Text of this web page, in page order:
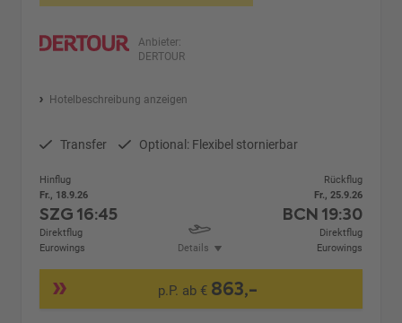
Anbieter:
DERTOUR
Hotelbeschreibung anzeigen
Transfer Optional: Flexibel stornierbar
Hinflug
Fr., 18.9.26
SZG16:45
Direktflug
Eurowings
Details
Rückflug
Fr., 25.9.26
BCN 19:30
Direktflug
Eurowings
p.P. ab € 863,-